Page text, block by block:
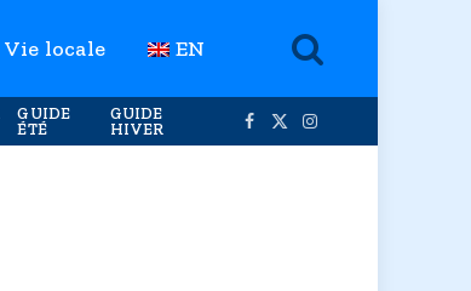
Vie locale EN
GUIDE
ÉTÉ
GUIDE
HIVER
Facebook
X
Instagram